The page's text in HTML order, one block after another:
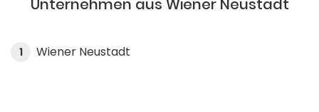
Unternehmen aus Wiener Neustadt
1 Wiener Neustadt